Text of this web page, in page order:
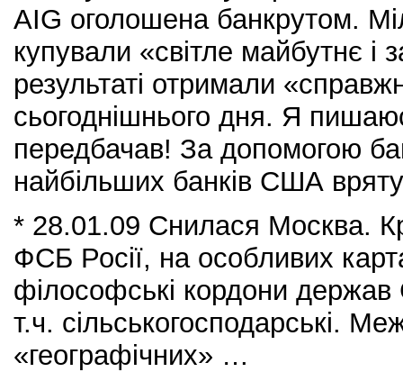
AIG оголошена банкрутом.
купували «світле майбутнє і
результаті отримали
сьогоднішнього дня. Я
передбачав! За допомогою
найбільших банків США
* 28.01.09 Снилася Москва.
ФСБ Росії, на особливих
філософські кордони
т.ч. сільськогосподарські.
«географічних» …